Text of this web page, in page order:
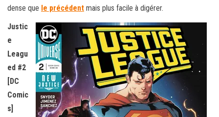
dense que le précédent mais plus facile à digérer.
Justic
e
Leagu
ed #2
[DC
Comic
s]